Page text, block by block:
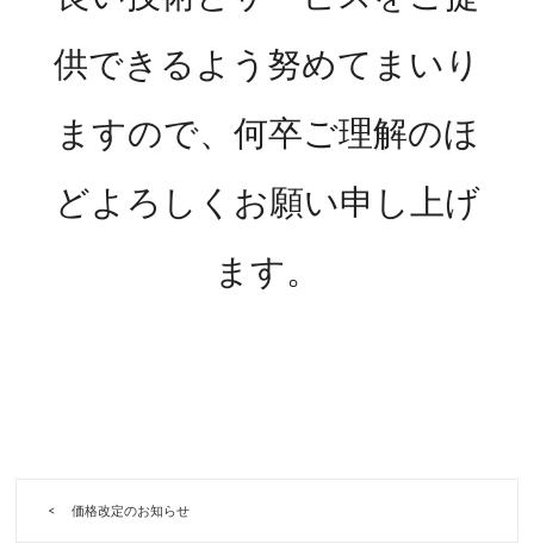
供できるよう努めてまいり
ますので、何卒ご理解のほ
どよろしくお願い申し上げ
ます。
価格改定のお知らせ